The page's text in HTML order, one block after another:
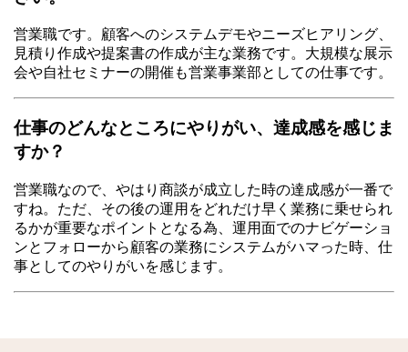
営業職です。顧客へのシステムデモやニーズヒアリング、
見積り作成や提案書の作成が主な業務です。大規模な展示
会や自社セミナーの開催も営業事業部としての仕事です。
仕事のどんなところにやりがい、達成感を感じま
すか？
営業職なので、やはり商談が成立した時の達成感が一番で
すね。ただ、その後の運用をどれだけ早く業務に乗せられ
るかが重要なポイントとなる為、運用面でのナビゲーショ
ンとフォローから顧客の業務にシステムがハマった時、仕
事としてのやりがいを感じます。